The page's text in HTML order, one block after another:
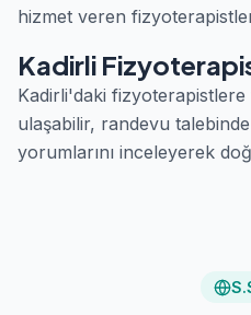
hizmet veren
Kadirli
Kadirli'daki
ulaşabilir, randevu
yorumlarını inceleyerek